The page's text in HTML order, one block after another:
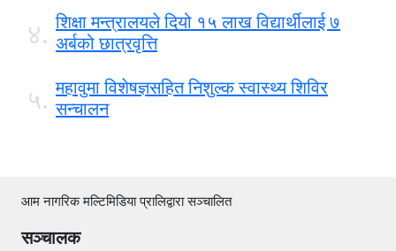
४. शिक्षा मन्त्रालयले दियो १५ लाख विद्यार्थीलाई ७
अर्बको छात्रवृत्ति
५. महावुमा विशेषज्ञसहित निशुल्क स्वास्थ्य शिविर
सन्चालन
आम नागरिक मल्टिमिडिया प्रालिद्वारा सञ्चालित
सञ्चालक